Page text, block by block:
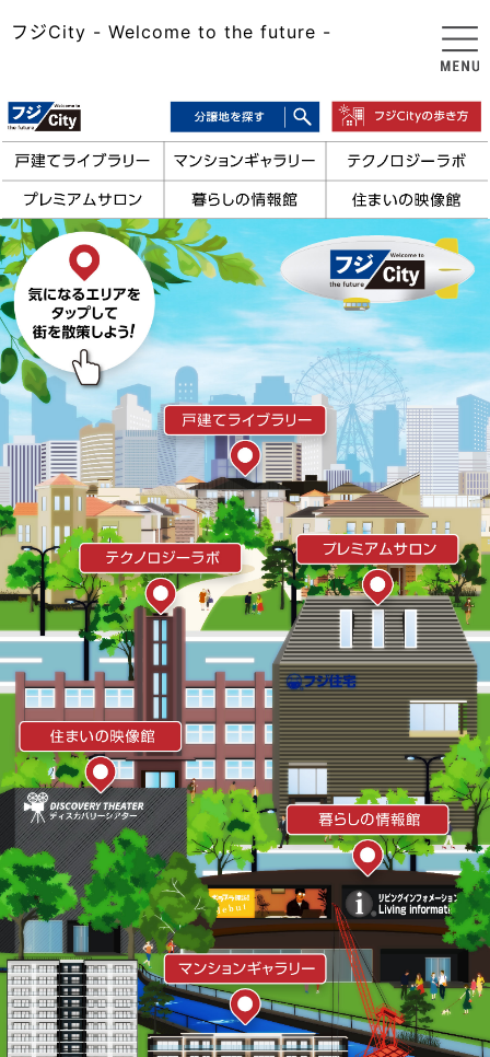
フジCity - Welcome to the future -